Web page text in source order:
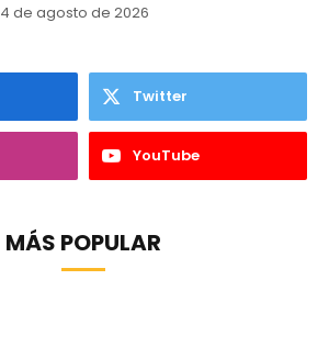
4 de agosto de 2026
Twitter
YouTube
MÁS POPULAR